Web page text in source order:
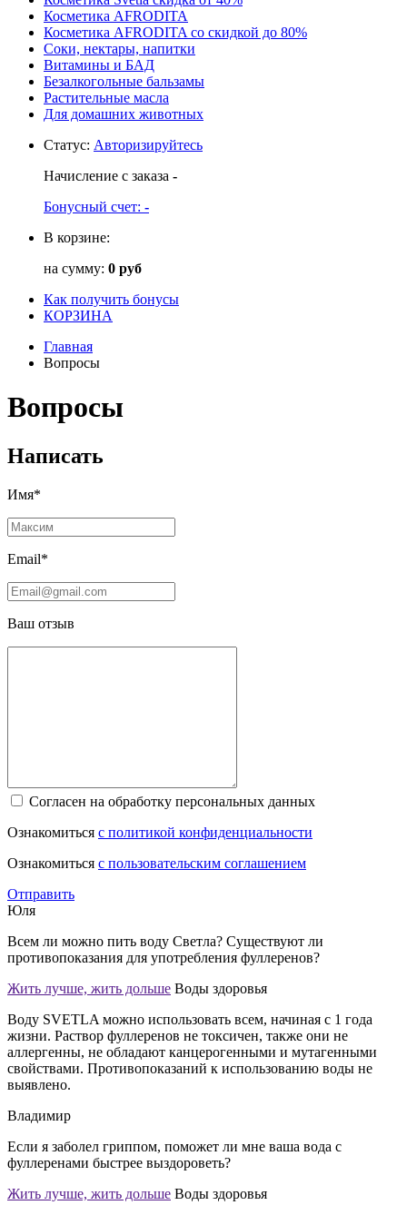
Косметика AFRODITA
Косметика AFRODITA со скидкой до 80%
Соки, нектары, напитки
Витамины и БАД
Безалкогольные бальзамы
Растительные масла
Для домашних животных
Статус: Авторизируйтесь
Начисление с заказа -
Бонусный счет: -
В корзине:
на сумму: 0 руб
Как получить бонусы
КОРЗИНА
Главная
Вопросы
Вопросы
Написать
Имя*
Email*
Ваш отзыв
Согласен на обработку персональных данных
Ознакомиться с политикой конфиденциальности
Ознакомиться с пользовательским соглашением
Отправить
Юля
Всем ли можно пить воду Светла? Существуют ли
противопоказания для употребления фуллеренов?
Жить лучше, жить дольше Воды здоровья
Воду SVETLA можно использовать всем, начиная с 1 года
жизни. Раствор фуллеренов не токсичен, также они не
аллергенны, не обладают канцерогенными и мутагенными
свойствами. Противопоказаний к использованию воды не
выявлено.
Владимир
Если я заболел гриппом, поможет ли мне ваша вода с
фуллеренами быстрее выздороветь?
Жить лучше, жить дольше Воды здоровья